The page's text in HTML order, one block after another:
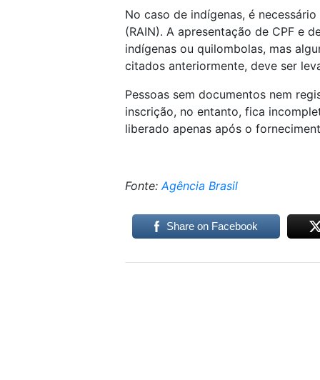
No caso de indígenas, é
(RAIN). A apresentação de CPF e
indígenas ou quilombolas, mas
citados anteriormente, deve ser
Pessoas sem documentos nem
inscrição, no entanto, fica
liberado apenas após o
Fonte: Agência Brasil
Share on Facebook